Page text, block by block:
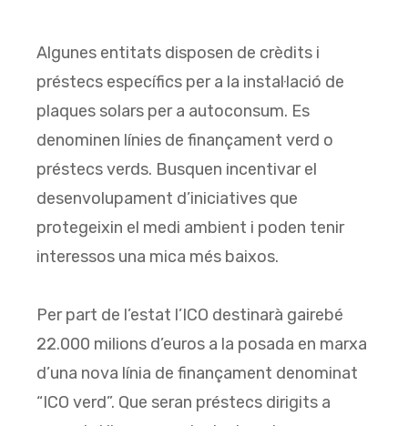
Algunes entitats disposen de crèdits i
préstecs específics per a la instal·lació de
plaques solars per a autoconsum. Es
denominen línies de finançament verd o
préstecs verds. Busquen incentivar el
desenvolupament d’iniciatives que
protegeixin el medi ambient i poden tenir
interessos una mica més baixos.
Per part de l’estat l’ICO destinarà gairebé
22.000 milions d’euros a la posada en marxa
d’una nova línia de finançament denominat
“ICO verd”. Que seran préstecs dirigits a